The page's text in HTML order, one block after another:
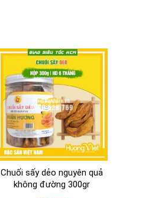
Chuối sấy dẻo nguyên quả
không đường 300gr